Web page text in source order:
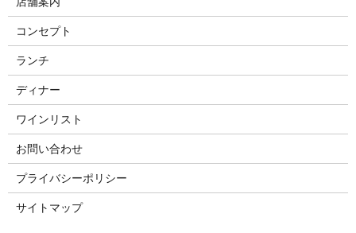
コンセプト
ランチ
ディナー
ワインリスト
お問い合わせ
プライバシーポリシー
サイトマップ